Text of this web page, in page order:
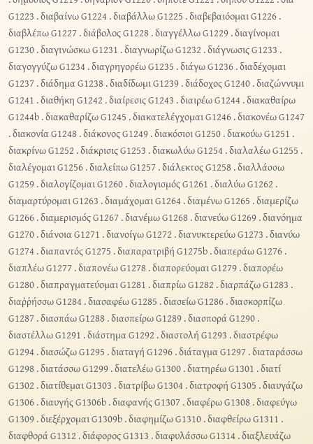
G1223 .διαβαίνω G1224 .διαβάλλω G1225 .διαβεβαιόομαι G1226.
διαβλέπω G1227.διάβολος G1228.διαγγέλλω G1229.διαγίνομαι
G1230.διαγινώσκω G1231 .διαγνωρίζω G1232 .διάγνωσις G1233 .
διαγογγύζω G1234 .διαγρηγορέω G1235 .διάγω G1236.διαδέχομαι
G1237.διάδημα G1238.διαδίδωμι G1239.διάδοχος G1240.διαζώννυμι
G1241 .διαθήκη G1242 .διαίρεσις G1243 .διαιρέω G1244 .διακαθαίρω
G1244b.διακαθαρίζω G1245 .διακατελέγχομαι G1246.διακονέω G1247
.διακονία G1248.διάκονος G1249.διακόσιοι G1250.διακούω G1251 .
διακρίνω G1252 .διάκρισις G1253 .διακωλύω G1254 .διαλαλέω G1255 .
διαλέγομαι G1256.διαλείπω G1257.διάλεκτος G1258.διαλλάσσω
G1259.διαλογίζομαι G1260.διαλογισμός G1261 .διαλύω G1262 .
διαμαρτύρομαι G1263 .διαμάχομαι G1264 .διαμένω G1265 .διαμερίζω
G1266.διαμερισμός G1267.διανέμω G1268.διανεύω G1269.διανόημα
G1270.διάνοια G1271 .διανοίγω G1272 .διανυκτερεύω G1273 .διανύω
G1274 .διαπαντός G1275 .διαπαρατριβή G1275b.διαπεράω G1276.
διαπλέω G1277.διαπονέω G1278.διαπορεύομαι G1279.διαπορέω
G1280.διαπραγματεύομαι G1281 .διαπρίω G1282 .διαρπάζω G1283 .
διαῤῥήσσω G1284 .διασαφέω G1285 .διασείω G1286.διασκορπίζω
G1287.διασπάω G1288.διασπείρω G1289.διασπορά G1290.
διαστέλλω G1291 .διάστημα G1292 .διαστολή G1293 .διαστρέφω
G1294 .διασώζω G1295 .διαταγή G1296.διάταγμα G1297.διαταράσσω
G1298.διατάσσω G1299.διατελέω G1300.διατηρέω G1301 .διατί
G1302 .διατίθεμαι G1303 .διατρίβω G1304 .διατροφή G1305 .διαυγάζω
G1306.διαυγής G1306b.διαφανής G1307.διαφέρω G1308.διαφεύγω
G1309.διεξέρχομαι G1309b.διαφημίζω G1310.διαφθείρω G1311 .
διαφθορά G1312 .διάφορος G1313 .διαφυλάσσω G1314 .διαξλευάζω